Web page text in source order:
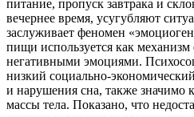
питание, пропуск завтрака и
вечернее время, усугубляют
заслуживает феномен
пищи используется как механизм
негативными эмоциями.
низкий социально-
и нарушения сна, также значимо
массы тела. Показано, что